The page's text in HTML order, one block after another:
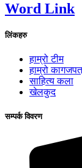
Word Link
लिंकहरु
हाम्रो टीम
हाम्रो
साहित्य कला
खेलकुद
सम्पर्क विवरण